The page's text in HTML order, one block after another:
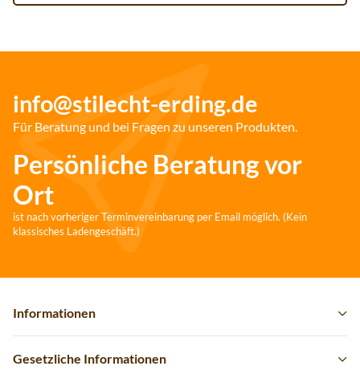
info@stilecht-erding.de
Für Beratung und bei Fragen zu unseren Produkten.
Persönliche Beratung vor
Ort
ist nach vorheriger Terminvereinbarung per Email möglich. (Kein
klassisches Ladengeschäft.)
Informationen
Gesetzliche Informationen